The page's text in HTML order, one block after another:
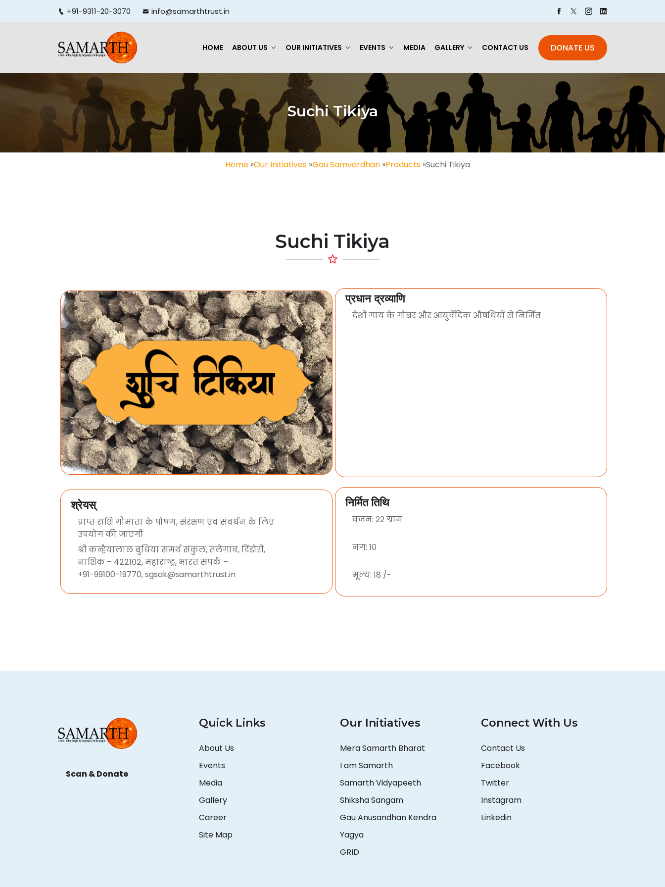
+91-9311-20-3070 info@samarthtrust.in
HOME ABOUT US OUR INITIATIVES EVENTS MEDIA GALLERY CONTACT US DONATE US
Suchi Tikiya
Home»Our Initiatives»Gau Samvardhan»Products»Suchi Tikiya
Suchi Tikiya
प्रधान द्रव्याणि
देशी गाय के गोबर और आयुर्वेदिक औषधियों से निर्मित
श्रेयस्
प्राप्त राशि गौमाता के पोषण, संरक्षण एवं संवर्धन के लिए
उपयोग की जाएगी
श्री कन्हैयालाल बुधिया समर्थ संकुल, तलेगांव, दिंडोरी,
नाशिक – ४२२१०२, महाराष्ट्र, भारत संपर्क –
+91-99100-19770, sgsak@samarthtrust.in
निर्मित तिथि
वजन: 22 ग्राम
नग: १०
मूल्य: 18 /-
Scan & Donate
Quick Links
About Us
Events
Media
Gallery
Career
Site Map
Our Initiatives
Mera Samarth Bharat
I am Samarth
Samarth Vidyapeeth
Shiksha Sangam
Gau Anusandhan Kendra
Yagya
GRID
Connect With Us
Contact Us
Facebook
Twitter
Instagram
Linkedin